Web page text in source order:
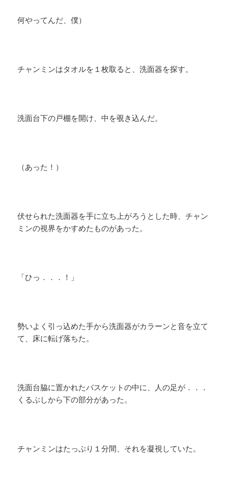
何やってんだ、僕）
チャンミンはタオルを１枚取ると、洗面器を探す。
洗面台下の戸棚を開け、中を覗き込んだ。
（あった！）
伏せられた洗面器を手に立ち上がろうとした時、チャン
ミンの視界をかすめたものがあった。
「ひっ．．．！」
勢いよく引っ込めた手から洗面器がカラーンと音を立て
て、床に転げ落ちた。
洗面台脇に置かれたバスケットの中に、人の足が．．．
くるぶしから下の部分があった。
チャンミンはたっぷり１分間、それを凝視していた。